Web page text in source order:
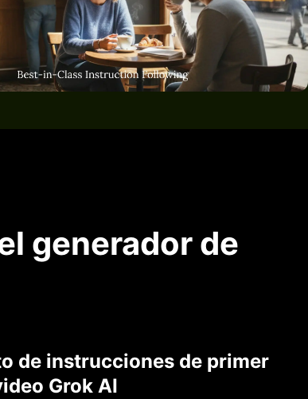
generador de
de instrucciones de primer
Grok AI